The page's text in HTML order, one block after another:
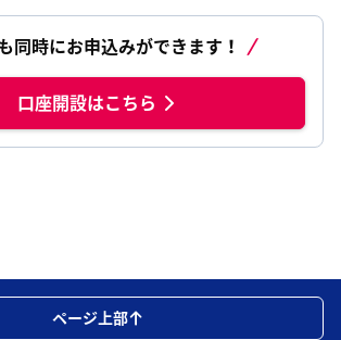
同時にお申込みができます！
口座開設はこちら
ページ上部